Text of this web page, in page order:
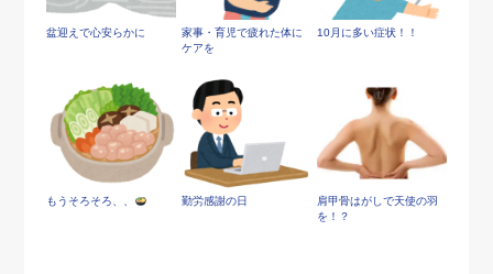
盆迎えで心安らかに
家事・育児で疲れた体に
ケアを
10月に多い症状！！
もうそろそろ、、 勤労感謝の日
肩甲骨はがしで天使の羽
を！？